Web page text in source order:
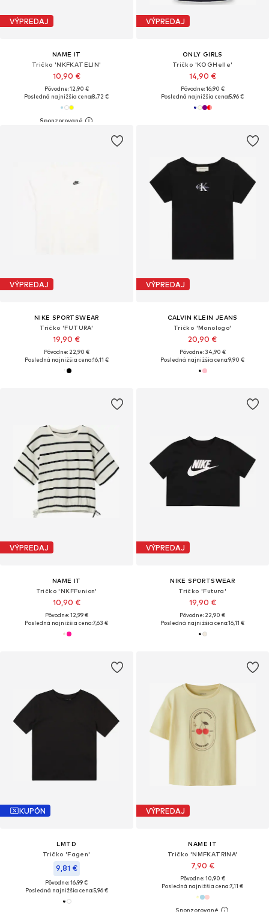
VÝPREDAJ
NAME IT
Tričko 'NKFKATELIN'
10,90 €
Pôvodne: 12,90 €
Posledná najnižšia cena:8,72 €
VÝPREDAJ
ONLY GIRLS
Tričko 'KOGHelle'
14,90 €
Pôvodne: 16,90 €
Posledná najnižšia cena:5,96 €
VÝPREDAJ
NIKE SPORTSWEAR
Tričko 'FUTURA'
19,90 €
Pôvodne: 22,90 €
Posledná najnižšia cena:16,11 €
VÝPREDAJ
CALVIN KLEIN JEANS
Tričko 'Monologo'
20,90 €
Pôvodne: 34,90 €
Posledná najnižšia cena:9,90 €
VÝPREDAJ
NAME IT
Tričko 'NKFFunion'
10,90 €
Pôvodne: 12,99 €
Posledná najnižšia cena:7,63 €
VÝPREDAJ
NIKE SPORTSWEAR
Tričko 'Futura'
19,90 €
Pôvodne: 22,90 €
Posledná najnižšia cena:16,11 €
KUPÓN
LMTD
Tričko 'Fagen'
9,81 €
Pôvodne: 16,99 €
Posledná najnižšia cena:5,96 €
VÝPREDAJ
NAME IT
Tričko 'NMFKATRINA'
7,90 €
Pôvodne: 10,90 €
Posledná najnižšia cena:7,11 €